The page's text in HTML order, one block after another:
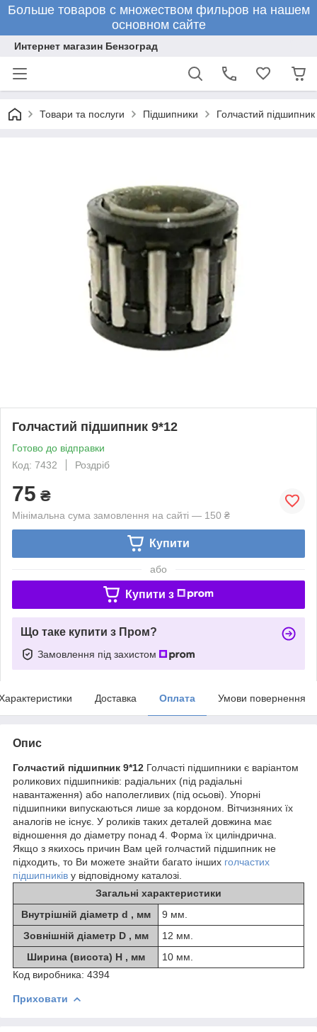
Больше товаров с множеством фильров на нашем
основном сайте
Интернет магазин Бензоград
Товари та послуги Підшипники Голчастий
Голчастий підшипник 9*12
Готово до відправки
Код: 7432
Роздріб
75 ₴
Мінімальна сума замовлення на сайті — 150 ₴
Купити
або
Купити з
Що таке купити з Пром?
Замовлення під захистом
Доставка Оплата Умови повернення
Опис
Голчастий підшипник 9*12 Голчасті підшипники є варіантом
роликових підшипників: радіальних (під радіальні
навантаження) або наполегливих (під осьові). Упорні
підшипники випускаються лише за кордоном. Вітчизняних їх
аналогів не існує. У роликів таких деталей довжина має
відношення до діаметру понад 4. Форма їх циліндрична.
Якщо з якихось причин Вам цей голчастий підшипник не
підходить, то Ви можете знайти багато інших голчастих
підшипників у відповідному каталозі.
Загальні характеристики
Внутрішній діаметр d , мм
9 мм.
Зовнішній діаметр D , мм
12 мм.
Ширина (висота) H , мм
10 мм.
Код виробника: 4394
Приховати